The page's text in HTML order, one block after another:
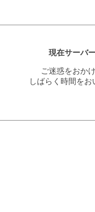
現在サーバ
ご迷惑をおか
しばらく時間を